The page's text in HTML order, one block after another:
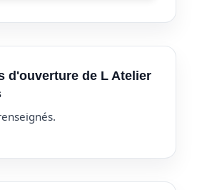
d'ouverture de L Atelier